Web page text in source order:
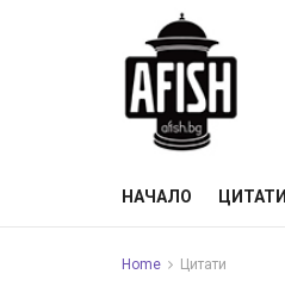
НАЧАЛО ЦИТАТИ
Home Цитати